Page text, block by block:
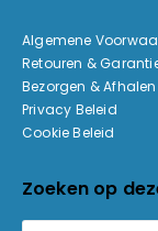
Algemene
Retouren &
Bezorgen & Afhalen
Privacy Beleid
Cookie Beleid
Zoeken op